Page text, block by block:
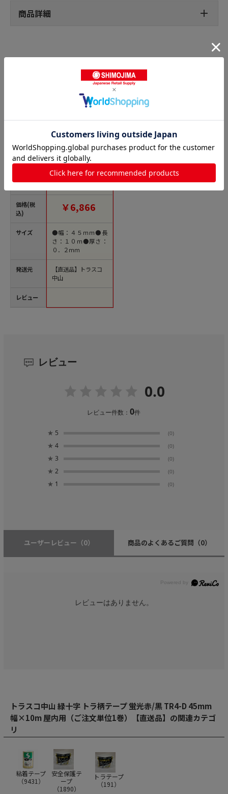
商品詳細
価格(税
込)
サイズ
発送元
レビュー
トラ柄テープ 蛍光赤/
黒 TR4-D 45mm幅×
10m 屋内用（ご注文
￥6,866
●幅：４５ｍｍ●長
さ：１０ｍ●厚さ：
０．２ｍｍ
【直送品】トラスコ
中山
レビュー
0.0
レビュー件数：0件
★ 5 (0)
★ 4 (0)
★ 3 (0)
★ 2 (0)
★ 1 (0)
ユーザーレビュー （0） 商品のよくあるご質問 （0）
レビューはありません。
トラスコ中山 緑十字 トラ柄テープ 蛍光赤/黒 TR4-D 45mm
幅×10m 屋内用（ご注文単位1巻）【直送品】の関連カテゴ
リ
粘着テープ
（9431）
安全保護テ
ープ
（1890）
トラテープ
（191 ）